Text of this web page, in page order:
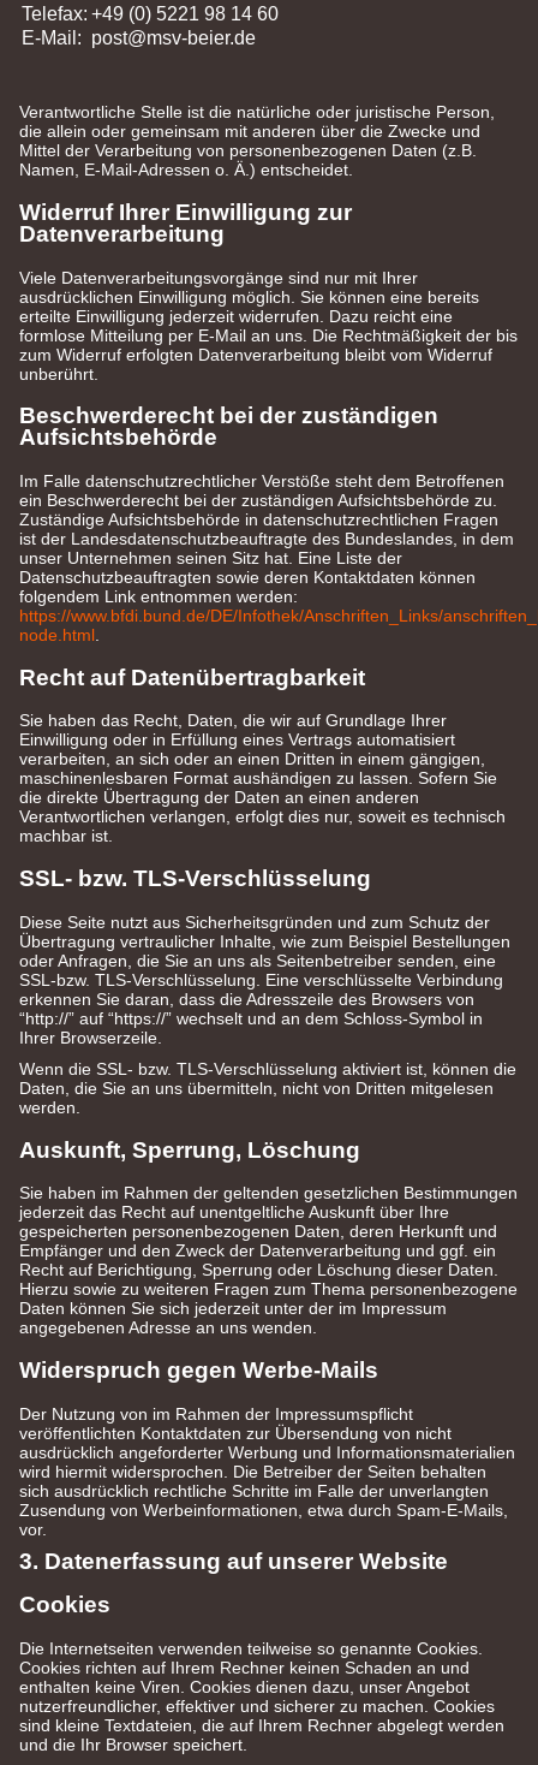
Telefax: +49 (0) 5221 98 14 60
E-Mail: post@msv-beier.de
Verantwortliche Stelle ist die natürliche oder juristische Person,
die allein oder gemeinsam mit anderen über die Zwecke und
Mittel der Verarbeitung von personenbezogenen Daten (z.B.
Namen, E-Mail-Adressen o. Ä.) entscheidet.
Widerruf Ihrer Einwilligung zur
Datenverarbeitung
Viele Datenverarbeitungsvorgänge sind nur mit Ihrer
ausdrücklichen Einwilligung möglich. Sie können eine bereits
erteilte Einwilligung jederzeit widerrufen. Dazu reicht eine
formlose Mitteilung per E-Mail an uns. Die Rechtmäßigkeit der bis
zum Widerruf erfolgten Datenverarbeitung bleibt vom Widerruf
unberührt.
Beschwerderecht bei der zuständigen
Aufsichtsbehörde
Im Falle datenschutzrechtlicher Verstöße steht dem Betroffenen
ein Beschwerderecht bei der zuständigen Aufsichtsbehörde zu.
Zuständige Aufsichtsbehörde in datenschutzrechtlichen Fragen
ist der Landesdatenschutzbeauftragte des Bundeslandes, in dem
unser Unternehmen seinen Sitz hat. Eine Liste der
Datenschutzbeauftragten sowie deren Kontaktdaten können
folgendem Link entnommen werden:
https://www.bfdi.bund.de/DE/Infothek/Anschriften_Links/
node.html.
Recht auf Datenübertragbarkeit
Sie haben das Recht, Daten, die wir auf Grundlage Ihrer
Einwilligung oder in Erfüllung eines Vertrags automatisiert
verarbeiten, an sich oder an einen Dritten in einem gängigen,
maschinenlesbaren Format aushändigen zu lassen. Sofern Sie
die direkte Übertragung der Daten an einen anderen
Verantwortlichen verlangen, erfolgt dies nur, soweit es technisch
machbar ist.
SSL- bzw. TLS-Verschlüsselung
Diese Seite nutzt aus Sicherheitsgründen und zum Schutz der
Übertragung vertraulicher Inhalte, wie zum Beispiel Bestellungen
oder Anfragen, die Sie an uns als Seitenbetreiber senden, eine
SSL-bzw. TLS-Verschlüsselung. Eine verschlüsselte Verbindung
erkennen Sie daran, dass die Adresszeile des Browsers von
“http://” auf “https://” wechselt und an dem Schloss-Symbol in
Ihrer Browserzeile.
Wenn die SSL- bzw. TLS-Verschlüsselung aktiviert ist, können die
Daten, die Sie an uns übermitteln, nicht von Dritten mitgelesen
werden.
Auskunft, Sperrung, Löschung
Sie haben im Rahmen der geltenden gesetzlichen Bestimmungen
jederzeit das Recht auf unentgeltliche Auskunft über Ihre
gespeicherten personenbezogenen Daten, deren Herkunft und
Empfänger und den Zweck der Datenverarbeitung und ggf. ein
Recht auf Berichtigung, Sperrung oder Löschung dieser Daten.
Hierzu sowie zu weiteren Fragen zum Thema personenbezogene
Daten können Sie sich jederzeit unter der im Impressum
angegebenen Adresse an uns wenden.
Widerspruch gegen Werbe-Mails
Der Nutzung von im Rahmen der Impressumspflicht
veröffentlichten Kontaktdaten zur Übersendung von nicht
ausdrücklich angeforderter Werbung und Informationsmaterialien
wird hiermit widersprochen. Die Betreiber der Seiten behalten
sich ausdrücklich rechtliche Schritte im Falle der unverlangten
Zusendung von Werbeinformationen, etwa durch Spam-E-Mails,
vor.
3. Datenerfassung auf unserer Website
Cookies
Die Internetseiten verwenden teilweise so genannte Cookies.
Cookies richten auf Ihrem Rechner keinen Schaden an und
enthalten keine Viren. Cookies dienen dazu, unser Angebot
nutzerfreundlicher, effektiver und sicherer zu machen. Cookies
sind kleine Textdateien, die auf Ihrem Rechner abgelegt werden
und die Ihr Browser speichert.